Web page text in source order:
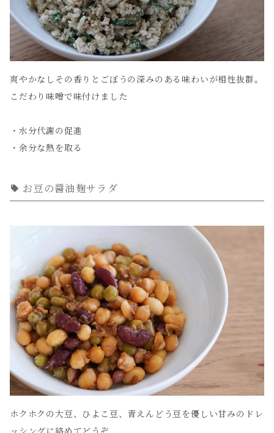
爽やかなしその香りとごぼうの深みのある味わいが相性抜群。
こだわり味噌で味付けました
・水分代謝の促進
・余分な熱を取る
お豆の醤油麹サラダ
ホクホクの大豆、ひよこ豆、青えんどう豆を優しい甘みのドレ